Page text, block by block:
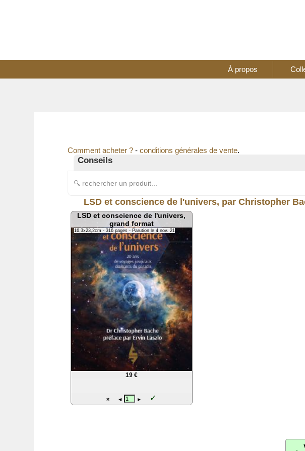
À propos
Comment acheter ? -conditions générales de vente.
Conseils
🔍 rechercher un produit...
LSD et conscience de l'univers, par Christopher
LSD et conscience de l'univers,
grand format
16,3x23,2cm - 316 pages - Parution le 4 nov. 21